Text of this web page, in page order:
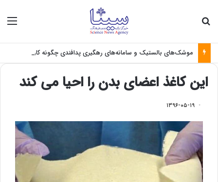
این کاغذ اعضای بدن را احیا می کند
۱۳۹۶-۰۵-۱۹